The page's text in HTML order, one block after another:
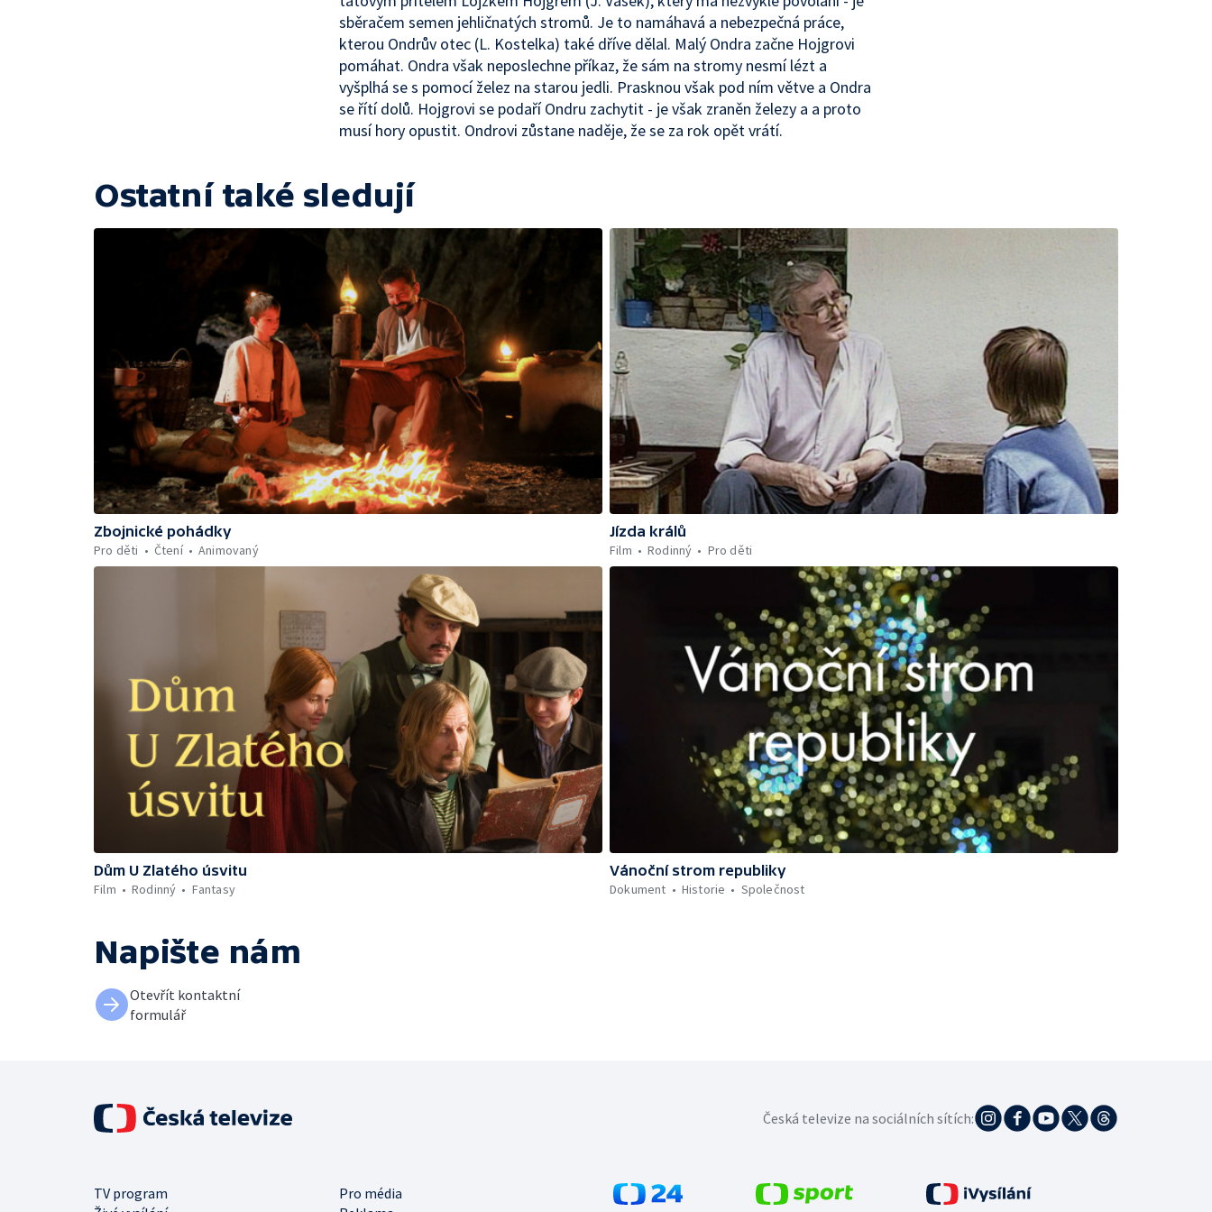
sběračem semen jehličnatých stromů. Je to namáhavá a nebezpečná práce,
kterou Ondrův otec (L. Kostelka) také dříve dělal. Malý Ondra začne Hojgrovi
pomáhat. Ondra však neposlechne příkaz, že sám na stromy nesmí lézt a
vyšplhá se s pomocí želez na starou jedli. Prasknou však pod ním větve a Ondra
se řítí dolů. Hojgrovi se podaří Ondru zachytit - je však zraněn železy a a proto
musí hory opustit. Ondrovi zůstane naděje, že se za rok opět vrátí.
Ostatní také sledují
Zbojnické pohádky
Pro děti
Čtení Animovaný
Jízda králů
Film
Rodinný Pro děti
Dům U Zlatého úsvitu
Film
Rodinný Fantasy
Vánoční strom republiky
Dokument
Historie Společnost
Napište nám
Otevřít kontaktní
formulář
TV program
Pro média
Česká televize na sociálních sítích: